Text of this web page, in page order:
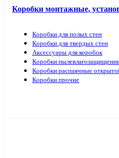
Коробки монтажные,
Коробки для полых стен
Коробки для твердых стен
Аксессуары для коробок
Коробки
Коробки распаячные
Коробки прочие